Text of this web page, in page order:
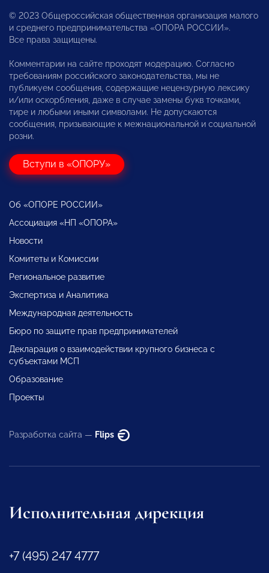
© 2023 Общероссийская общественная организация малого
и среднего предпринимательства «ОПОРА РОССИИ».
Все права защищены.
Комментарии на сайте проходят модерацию. Согласно
требованиям российского законодательства, мы не
публикуем сообщения, содержащие нецензурную лексику
и/или оскорбления, даже в случае замены букв точками,
тире и любыми иными символами. Не допускаются
сообщения, призывающие к межнациональной и социальной
розни.
Вступи в «ОПОРУ»
Об «ОПОРЕ РОССИИ»
Ассоциация «НП «ОПОРА»
Новости
Комитеты и Комиссии
Региональное развитие
Экспертиза и Аналитика
Международная деятельность
Бюро по защите прав предпринимателей
Декларация о взаимодействии крупного бизнеса с
субъектами МСП
Образование
Проекты
Разработка сайта — Flips
Исполнительная дирекция
+7 (495) 247 4777